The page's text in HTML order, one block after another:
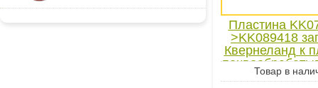
Пластина
>KK089418
Квернеланд к
технике
Товар в